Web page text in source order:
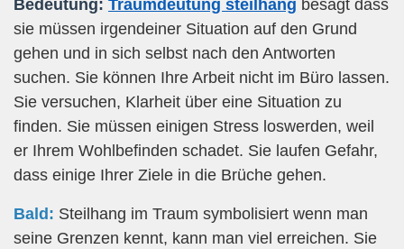
Bedeutung: Traumdeutung steilhang besagt dass
sie müssen irgendeiner Situation auf den Grund
gehen und in sich selbst nach den Antworten
suchen. Sie können Ihre Arbeit nicht im Büro lassen.
Sie versuchen, Klarheit über eine Situation zu
finden. Sie müssen einigen Stress loswerden, weil
er Ihrem Wohlbefinden schadet. Sie laufen Gefahr,
dass einige Ihrer Ziele in die Brüche gehen.
Bald: Steilhang im Traum symbolisiert wenn man
seine Grenzen kennt, kann man viel erreichen. Sie